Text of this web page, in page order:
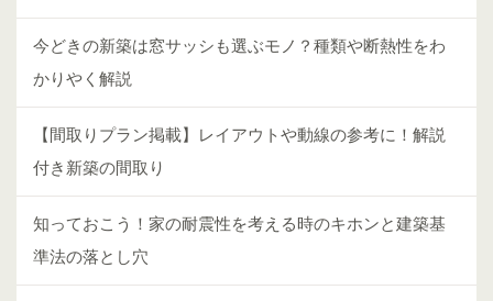
今どきの新築は窓サッシも選ぶモノ？種類や断熱性をわ
かりやく解説
【間取りプラン掲載】レイアウトや動線の参考に！解説
付き新築の間取り
知っておこう！家の耐震性を考える時のキホンと建築基
準法の落とし穴